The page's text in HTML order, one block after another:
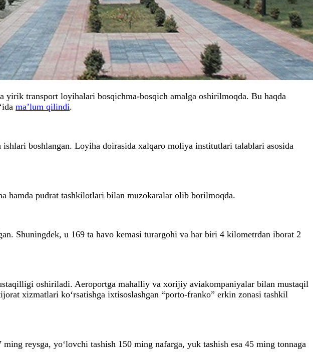
transport loyihalari bosqichma-bosqich amalga oshirilmoqda. Bu haqda
ma’lum qilindi.
boshlangan. Loyiha doirasida xalqaro moliya institutlari talablari asosida
hamda pudrat tashkilotlari bilan muzokaralar olib borilmoqda.
Shuningdek, u 169 ta havo kemasi turargohi va har biri 4 kilometrdan iborat 2
oshiriladi. Aeroportga mahalliy va xorijiy aviakompaniyalar bilan mustaqil
xizmatlari ko‘rsatishga ixtisoslashgan “porto-franko” erkin zonasi tashkil
reysga, yo‘lovchi tashish 150 ming nafarga, yuk tashish esa 45 ming tonnaga